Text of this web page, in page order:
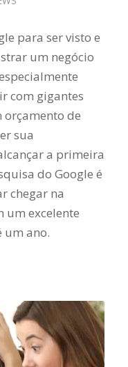
para ser visto e
um negócio
com gigantes
orçamento de
sua
a primeira
do Google é
chegar na
um excelente
um ano.